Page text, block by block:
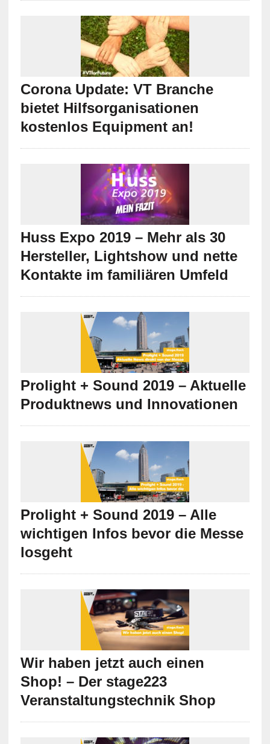
Corona Update: VT Branche
bietet Hilfsorganisationen
kostenlos Equipment an!
Huss Expo 2019 – Mehr als 30
Hersteller, Lightshow und nette
Kontakte im familiären Umfeld
Prolight + Sound 2019 – Aktuelle
Produktnews und Innovationen
Prolight + Sound 2019 – Alle
wichtigen Infos bevor die Messe
losgeht
Wir haben jetzt auch einen
Shop! – Der stage223
Veranstaltungstechnik Shop